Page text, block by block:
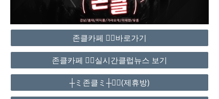
존클카페 ❤️‍🔥바로가기
존클카페 ❤️‍🔥실시간클럽뉴스 보기
┼ミ존클ミ┼❤️‍🔥(제휴방)